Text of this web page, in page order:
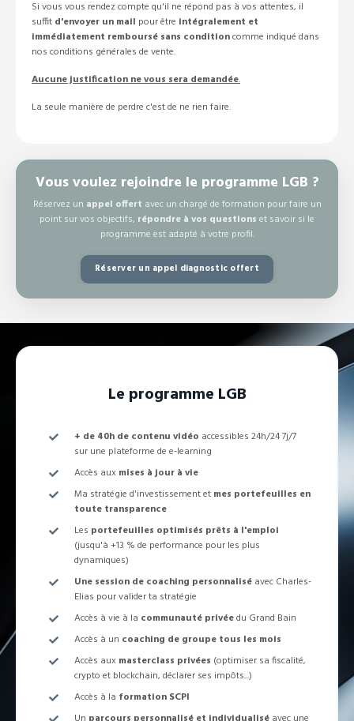
Si vous vous rendez compte qu'il ne répond pas à vos attentes, il
suffit d'envoyer un mail pour être intégralement et
immédiatement remboursé sans conditioncomme indiqué dans
nos conditions générales de vente.
Aucune justification ne vous sera demandée.
La seule manière de perdre c'est de ne rien faire.
Vous voulez rejoindre le programme LGB ?
Réservez un appel offert avec un chargé de formation pour faire un
point sur vos objectifs, répondre à vos questions et savoir si le
programme est adapté à votre profil.
Réserver un appel diagnostic offert
Le programme LGB
+ de 40h de contenu vidéo accessibles 24h/24 7j/7
sur une plateforme de e-learning
Accès aux mises à jour à vie
Ma stratégie d'investissement et mes portefeuilles en
toute transparence
Les portefeuilles optimisés prêts à l'emploi
(jusqu'à +13 % de performance pour les plus
dynamiques)
Une session de coaching personnalisé avec Charles-
Elias pour valider ta stratégie
Accès à vie à la communauté privéedu Grand Bain
Accès à un coaching de groupe tous les mois
Accès aux masterclass privées (optimiser sa fiscalité,
crypto et blockchain, déclarer ses impôts...)
Accès à la formation SCPI